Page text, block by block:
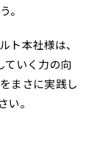
。
ト本社様は、
ていく力の向
まさに実践し
。